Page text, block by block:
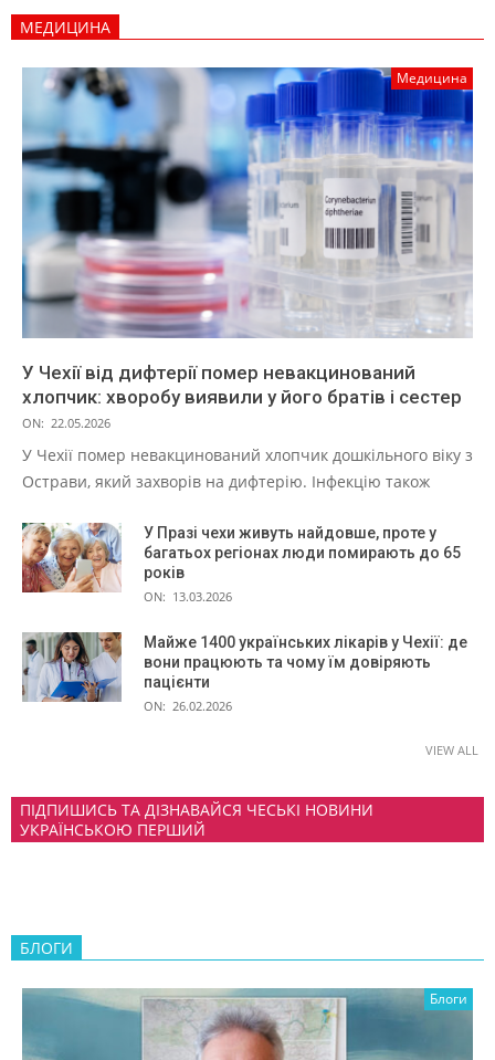
МЕДИЦИНА
Медицина
У Чехії від дифтерії помер невакцинований
хлопчик: хворобу виявили у його братів і сестер
ON: 22.05.2026
У Чехії помер невакцинований хлопчик дошкільного віку з
Острави, який захворів на дифтерію. Інфекцію також
У Празі чехи живуть найдовше, проте у
багатьох регіонах люди помирають до 65
років
ON: 13.03.2026
Майже 1400 українських лікарів у Чехії: де
вони працюють та чому їм довіряють
пацієнти
ON: 26.02.2026
VIEW ALL
ПІДПИШИСЬ ТА ДІЗНАВАЙСЯ ЧЕСЬКІ НОВИНИ
УКРАЇНСЬКОЮ ПЕРШИЙ
БЛОГИ
Блоги